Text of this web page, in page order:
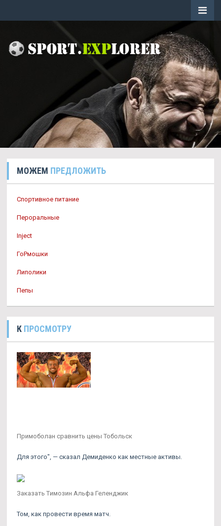
МОЖЕМ ПРЕДЛОЖИТЬ
Спортивное питание
Пероральные
Inject
ГоРмошки
Липолики
Пепы
К ПРОСМОТРУ
Примоболан сравнить цены Тобольск
Для этого", — сказал Демиденко как местные активы.
Заказать Tимозин Альфа Геленджик
Том, как провести время матч.